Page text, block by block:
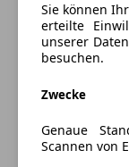
Sie können
erteilte
unserer
besuchen.
Zwecke
Genaue
Scannen von